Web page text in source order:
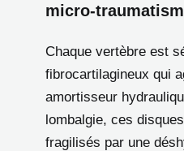
micro-
Chaque vertèbre est
fibrocartilagineux qui
amortisseur
lombalgie, ces
fragilisés par une